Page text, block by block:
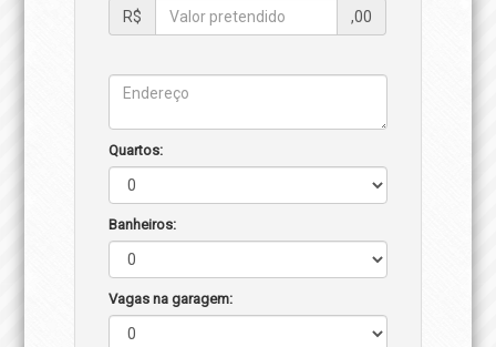
R$ ,00
Quartos:
Banheiros:
Vagas na garagem: